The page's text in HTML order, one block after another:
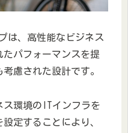
は、高性能なビジネス
パフォーマンスを提
慮された設計です。
ス環境のITインフラを
定することにより、